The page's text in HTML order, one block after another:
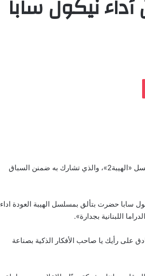
نيكول سابا
أشاد المنتج صادق الصباح، بأداء الفنانة اللبنانية نيكول سابا، في مسلسل «الهيبة2»، والذي تشارك به ضمنن السباق
سابا حضرت بتألق بمسلسل الهيبة العودة اداء
اللبنانية بجدارة».
على رأيك يا صاحب الأفكار الذكية بصناعة